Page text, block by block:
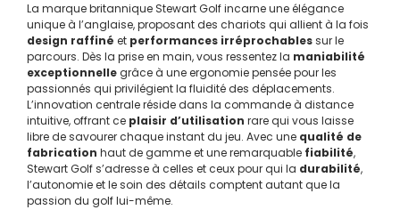
La marque britannique Stewart Golf incarne une élégance
unique à l’anglaise, proposant des chariots qui allient à la fois
design raffiné et performances irréprochablessur le
parcours. Dès la prise en main, vous ressentez la maniabilité
exceptionnellegrâce à une ergonomie pensée pour les
passionnés qui privilégient la fluidité des déplacements.
L’innovation centrale réside dans la commande à distance
intuitive, offrant ce plaisir d’utilisation rare qui vous laisse
libre de savourer chaque instant du jeu. Avec une qualité de
fabrication haut de gamme et une remarquable fiabilité,
Stewart Golf s’adresse à celles et ceux pour qui la durabilité,
l’autonomie et le soin des détails comptent autant que la
passion du golf lui-même.